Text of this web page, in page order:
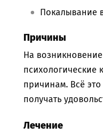
Покалывание
Причины
На
причинам. Всё
получать
Лечение